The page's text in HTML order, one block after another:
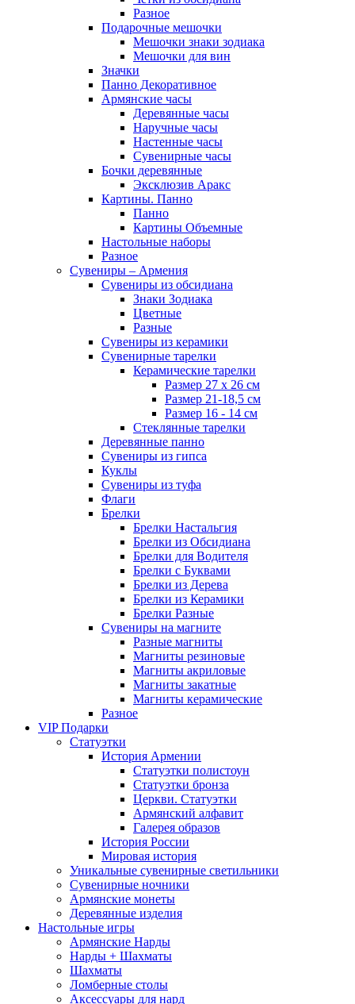
Разное
Подарочные мешочки
Мешочки знаки зодиака
Мешочки для вин
Значки
Панно Декоративное
Армянские часы
Деревянные часы
Наручные часы
Настенные часы
Сувенирные часы
Бочки деревянные
Эксклюзив Аракс
Картины. Панно
Панно
Картины Объемные
Настольные наборы
Разное
Сувениры – Армения
Сувениры из обсидиана
Знаки Зодиака
Цветные
Разные
Сувениры из керамики
Сувенирные тарелки
Керамические тарелки
Размер 27 х 26 см
Размер 21-18,5 см
Размер 16 - 14 см
Стеклянные тарелки
Деревянные панно
Сувениры из гипса
Куклы
Сувениры из туфа
Флаги
Брелки
Брелки Настальгия
Брелки из Обсидиана
Брелки для Водителя
Брелки с Буквами
Брелки из Дерева
Брелки из Керамики
Брелки Разные
Сувениры на магните
Разные магниты
Магниты резиновые
Магниты акриловые
Магниты закатные
Магниты керамические
Разное
VIP Подарки
Статуэтки
История Армении
Статуэтки полистоун
Статуэтки бронза
Церкви. Статуэтки
Армянский алфавит
Галерея образов
История России
Мировая история
Уникальные сувенирные светильники
Сувенирные ночники
Армянские монеты
Деревянные изделия
Настольные игры
Армянские Нарды
Нарды + Шахматы
Шахматы
Ломберные столы
Аксессуары для нард